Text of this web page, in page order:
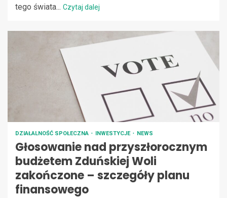
tego świata... Czytaj dalej
DZIAŁALNOŚĆ SPOŁECZNA INWESTYCJE NEWS
Głosowanie nad przyszłorocznym
budżetem Zduńskiej Woli
zakończone – szczegóły planu
finansowego